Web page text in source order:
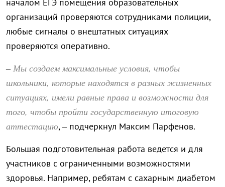
началом ЕГЭ помещения образовательных
организаций проверяются сотрудниками полиции,
любые сигналы о внештатных ситуациях
проверяются оперативно.
–Мы создаем максимальные условия, чтобы
школьники, которые находятся в разных жизненных
ситуациях, имели равные права и возможности для
того, чтобы пройти государственную итоговую
аттестацию, – подчеркнул Максим Парфенов.
Большая подготовительная работа ведется и для
участников с ограниченными возможностями
здоровья. Например, ребятам с сахарным диабетом